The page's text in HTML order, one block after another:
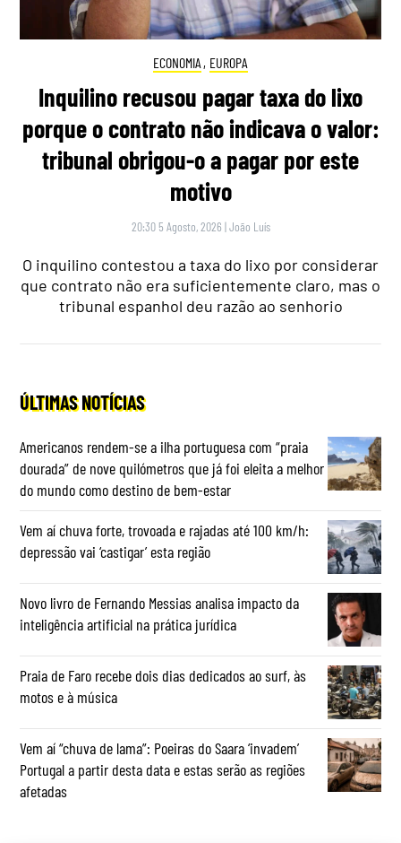
ECONOMIA , EUROPA
Inquilino recusou pagar taxa do lixo
porque o contrato não indicava o valor:
tribunal obrigou-o a pagar por este
motivo
20:30 5 Agosto, 2026 |João Luís
O inquilino contestou a taxa do lixo por considerar
que contrato não era suficientemente claro, mas o
tribunal espanhol deu razão ao senhorio
ÚLTIMAS NOTÍCIAS
Americanos rendem-se a ilha portuguesa com “praia
dourada” de nove quilómetros que já foi eleita a melhor
do mundo como destino de bem-estar
Vem aí chuva forte, trovoada e rajadas até 100 km/h:
depressão vai ‘castigar’ esta região
Novo livro de Fernando Messias analisa impacto da
inteligência artificial na prática jurídica
Praia de Faro recebe dois dias dedicados ao surf, às
motos e à música
Vem aí “chuva de lama”: Poeiras do Saara ‘invadem’
Portugal a partir desta data e estas serão as regiões
afetadas